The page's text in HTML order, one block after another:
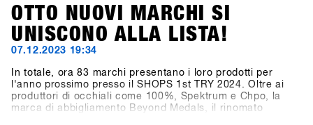
OTTO NUOVI MARCHI SI
UNISCONO ALLA LISTA!
07.12.2023 19:34
In totale, ora 83 marchi presentano i loro prodotti per
l'anno prossimo presso il SHOPS 1st TRY 2024. Oltre ai
produttori di occhiali come 100%, Spektrum e Chpo, la
marca di abbigliamento Beyond Medals, il rinomato